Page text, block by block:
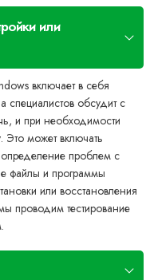
или
включает в себя
обсудит с
и при необходимости
Это может включать
проблем с
файлы и программы
или восстановления
проводим тестирование